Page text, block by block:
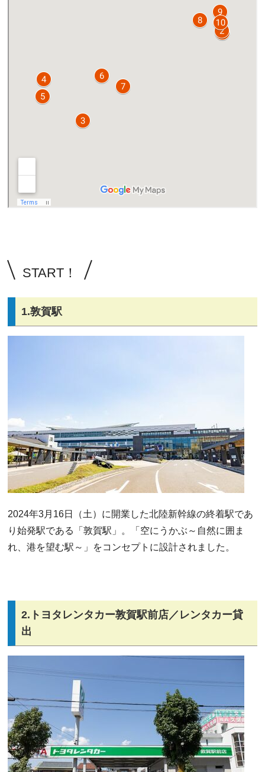
START！
1.敦賀駅
2024年3月16日（土）に開業した北陸新幹線の終着駅であ
り始発駅である「敦賀駅」。「空にうかぶ～自然に囲ま
れ、港を望む駅～」をコンセプトに設計されました。
2.トヨタレンタカー敦賀駅前店／レンタカー貸
出